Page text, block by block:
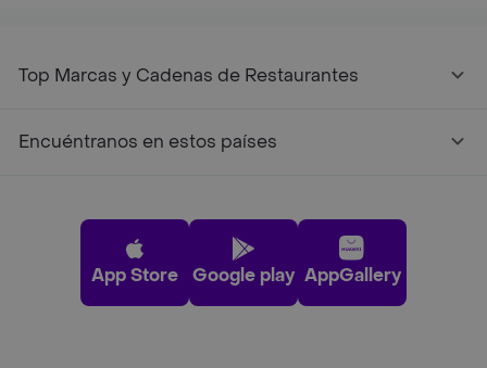
Top Marcas y Cadenas de Restaurantes
Encuéntranos en estos países
App Store Google play AppGallery